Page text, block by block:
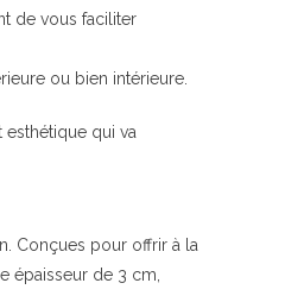
de vous faciliter
ou bien intérieure.
esthétique qui va
Conçues pour offrir à la
épaisseur de 3 cm,